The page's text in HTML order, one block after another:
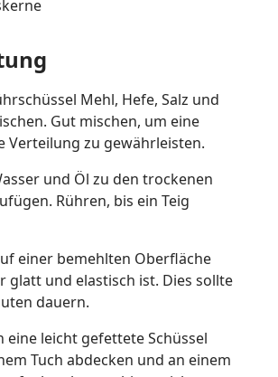
Mehl, Hefe, Salz und
Gut mischen, um eine
Verteilung zu gewährleisten.
und Öl zu den trockenen
Rühren, bis ein Teig
einer bemehlten Oberfläche
glatt und elastisch ist. Dies sollte
dauern.
eine leicht gefettete Schüssel
Tuch abdecken und an einem